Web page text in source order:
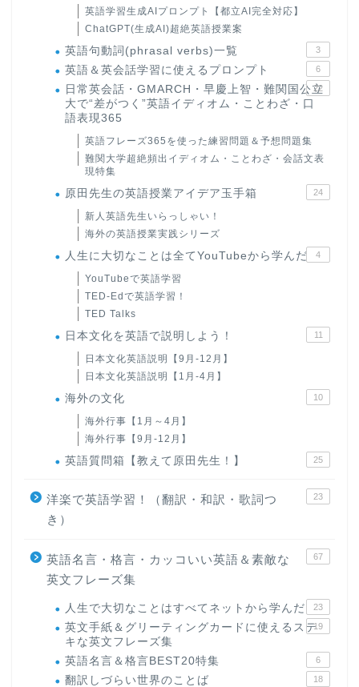
英語学習生成AIプロンプト【都立AI完全対応】
ChatGPT(生成AI)超絶英語授業案
英語句動詞(phrasal verbs)一覧 3
英語＆英会話学習に使えるプロンプト 6
日常英会話・GMARCH・早慶上智・難関国公立
大で“差がつく”英語イディオム・ことわざ・口
語表現365
22
英語フレーズ365を使った練習問題＆予想問題集
難関大学超絶頻出イディオム・ことわざ・会話文表
現特集
原田先生の英語授業アイデア玉手箱 24
新人英語先生いらっしゃい！
海外の英語授業実践シリーズ
人生に大切なことは全てYouTubeから学んだ 4
YouTubeで英語学習
TED-Edで英語学習！
TED Talks
日本文化を英語で説明しよう！ 11
日本文化英語説明【9月-12月】
日本文化英語説明【1月-4月】
海外の文化 10
海外行事【1月～4月】
海外行事【9月-12月】
英語質問箱【教えて原田先生！】 25
洋楽で英語学習！（翻訳・和訳・歌詞つ
き）
23
英語名言・格言・カッコいい英語＆素敵な
英文フレーズ集
67
人生で大切なことはすべてネットから学んだ 23
英文手紙＆グリーティングカードに使えるステ
キな英文フレーズ集
19
英語名言＆格言BEST20特集 6
翻訳しづらい世界のことば 18